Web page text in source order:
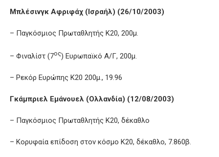
Μπλέσινγκ Αφριφάχ (Ισραήλ) (26/10/2003)
– Παγκόσμιος Πρωταθλητής Κ20, 200μ.
– Φιναλίστ (7ος) Ευρωπαϊκό Α/Γ, 200μ.
– Ρεκόρ Ευρώπης Κ20 200μ., 19.96
Γκάμπριελ Εμάνουελ (Ολλανδία) (12/08/2003)
– Παγκόσμιος Πρωταθλητής Κ20, δέκαθλο
– Κορυφαία επίδοση στον κόσμο Κ20, δέκαθλο, 7.860β.